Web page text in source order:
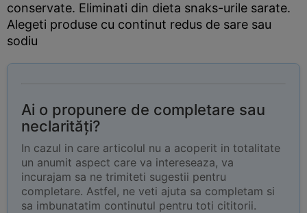
conservate. Eliminati din dieta snaks-urile sarate.
Alegeti produse cu continut redus de sare sau
sodiu
Ai o propunere de completare sau
neclarități?
In cazul in care articolul nu a acoperit in totalitate
un anumit aspect care va intereseaza, va
incurajam sa ne trimiteti sugestii pentru
completare. Astfel, ne veti ajuta sa completam si
sa imbunatatim continutul pentru toti cititorii.